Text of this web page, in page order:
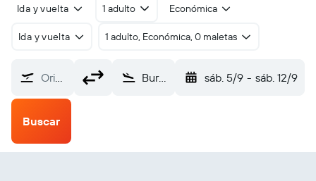
Ida y vuelta 1 adulto Económica
Ida y vuelta 1 adulto, Económica, 0 maletas
Origen Bursa Yenişehir (YEI) sáb. 5/9 - sáb. 12/9
Buscar